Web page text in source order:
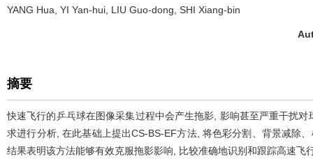
YANG Hua, YI Yan-hui, LIU Guo-dong, SHI Xiang-bin
摘要
快速飞行的乒乓球在图像采集过程中会产生拖影, 影响甚至严重干扰
求进行分析, 在此基础上提出CS-BS-EF方法, 将色彩分割、背景减除
结果表明该方法能够有效克服拖影影响, 比较准确地识别和跟踪高速飞